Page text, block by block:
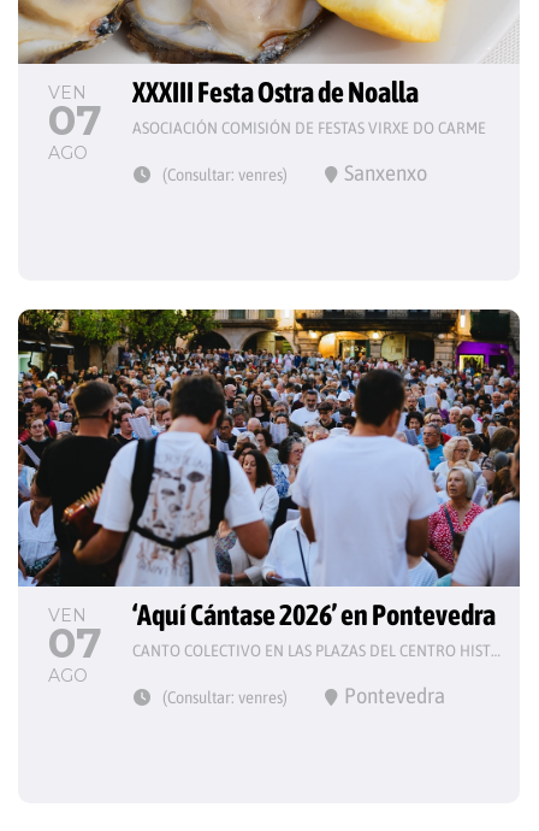
VEN
07
AGO
XXXIII Festa Ostra de Noalla
ASOCIACIÓN COMISIÓN DE FESTAS VIRXE DO CARME
(Consultar: venres) Sanxenxo
VEN
07
AGO
‘Aquí Cántase 2026’ en Pontevedra
CANTO COLECTIVO EN LAS PLAZAS DEL CENTRO HISTÓRICO
(Consultar: venres) Pontevedra